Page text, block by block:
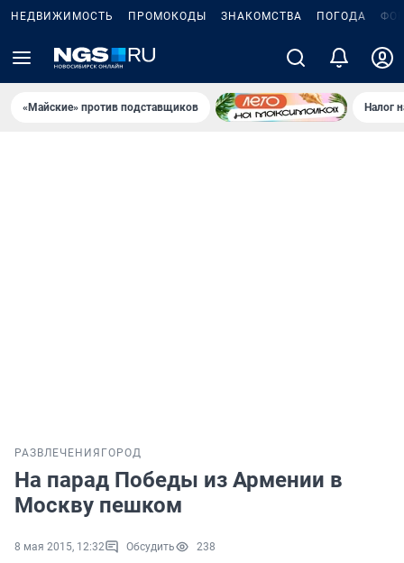
НЕДВИЖИМОСТЬ ПРОМОКОДЫ ЗНАКОМСТВА ПОГОДА
«Майские» против подставщиков Налог
РАЗВЛЕЧЕНИЯ ГОРОД
На парад Победы из Армении в
Москву пешком
8 мая 2015, 12:32 Обсудить 238